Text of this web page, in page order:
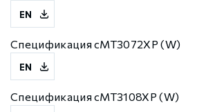
EN
Спецификация cMT3072XP (W)
EN
Спецификация cMT3108XP (W)